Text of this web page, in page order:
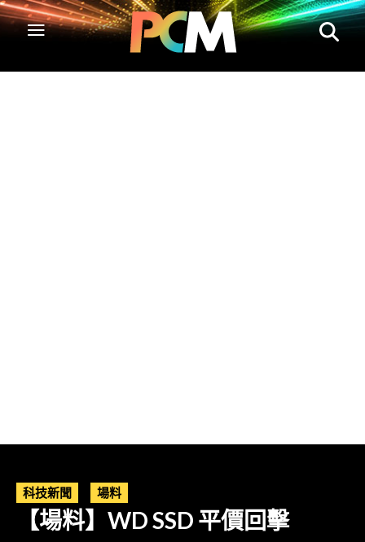
科技新聞 場料
【場料】WD SSD 平價回擊